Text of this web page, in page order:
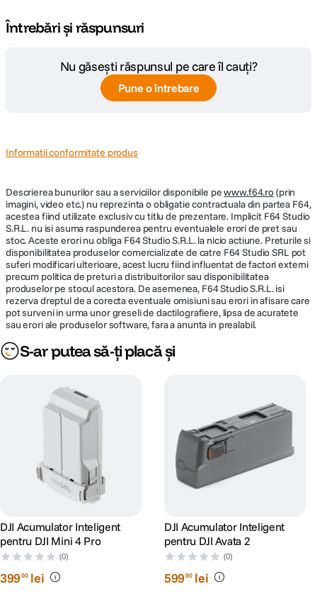
Întrebări și răspunsuri
Nu găsești răspunsul pe care îl cauți?
Pune o întrebare
Informatii conformitate produs
Descrierea bunurilor sau a serviciilor disponibile pewww.f64.ro(prin
imagini, video etc.) nu reprezinta o obligatie contractuala din partea F64,
acestea fiind utilizate exclusiv cu titlu de prezentare. Implicit F64 Studio
S.R.L. nu isi asuma raspunderea pentru eventualele erori de pret sau
stoc. Aceste erori nu obliga F64 Studio S.R.L. la nicio actiune. Preturile si
disponibilitatea produselor comercializate de catre F64 Studio SRL pot
suferi modificari ulterioare, acest lucru fiind influentat de factori externi
precum politica de preturi a distribuitorilor sau disponibilitatea
produselor pe stocul acestora. De asemenea, F64 Studio S.R.L. isi
rezerva dreptul de a corecta eventuale omisiuni sau erori in afisare care
pot surveni in urma unor greseli de dactilografiere, lipsa de acuratete
sau erori ale produselor software, fara a anunta in prealabil.
S-ar putea să-ți placă și
DJI Acumulator Inteligent
pentru DJI Mini 4 Pro
(0)
39900 lei
DJI Acumulator Inteligent
pentru DJI Avata 2
(0)
59990 lei